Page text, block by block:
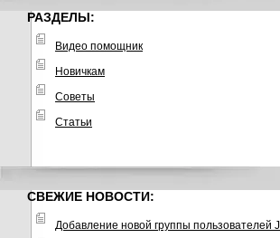
РАЗДЕЛЫ:
Видео помощник
Новичкам
Советы
Статьи
СВЕЖИЕ НОВОСТИ:
Добавление новой группы пользователей